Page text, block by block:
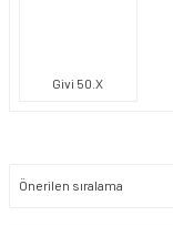
Givi 50.X